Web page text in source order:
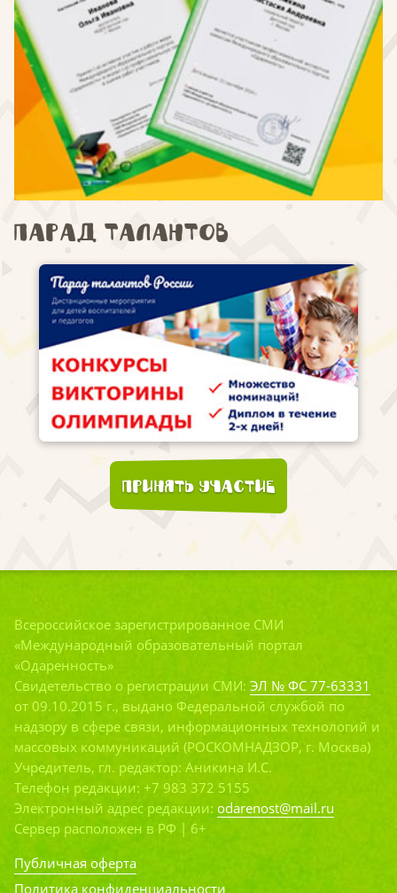
Парад талантов
Принять участие
Всероссийское зарегистрированное СМИ
«Международный образовательный портал
«Одаренность»
Свидетельство о регистрации СМИ: ЭЛ № ФС 77-63331
от 09.10.2015 г., выдано Федеральной службой по
надзору в сфере связи, информационных технологий и
массовых коммуникаций (РОСКОМНАДЗОР, г. Москва)
Учредитель, гл. редактор: Аникина И.С.
Телефон редакции: +7 983 372 5155
Электронный адрес редакции: odarenost@mail.ru
Сервер расположен в РФ | 6+
Публичная оферта
Политика конфиденциальности